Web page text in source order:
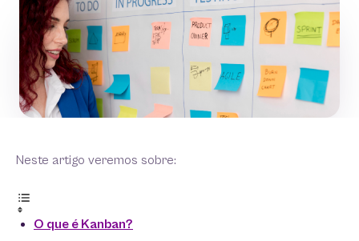
Neste artigo veremos sobre:
O que é Kanban?